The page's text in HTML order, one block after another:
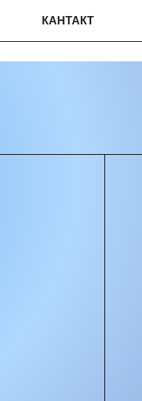
КАНТАКТ